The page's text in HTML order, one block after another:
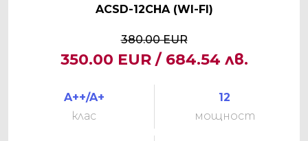
ACSD-12CHA (WI-FI)
380.00 EUR
350.00 EUR / 684.54 лв.
A++/A+
клас
12
мощност